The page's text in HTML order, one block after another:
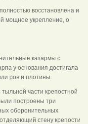
восстановлена и
мощное укрепление, о
казармы с
у основания достигала
ров и плотины.
части крепостной
построены три
оборонительных
стену крепости